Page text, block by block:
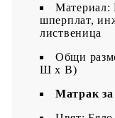
Материал:
шперплат,
лиственица
Общи
Ш x В)
Матрак за